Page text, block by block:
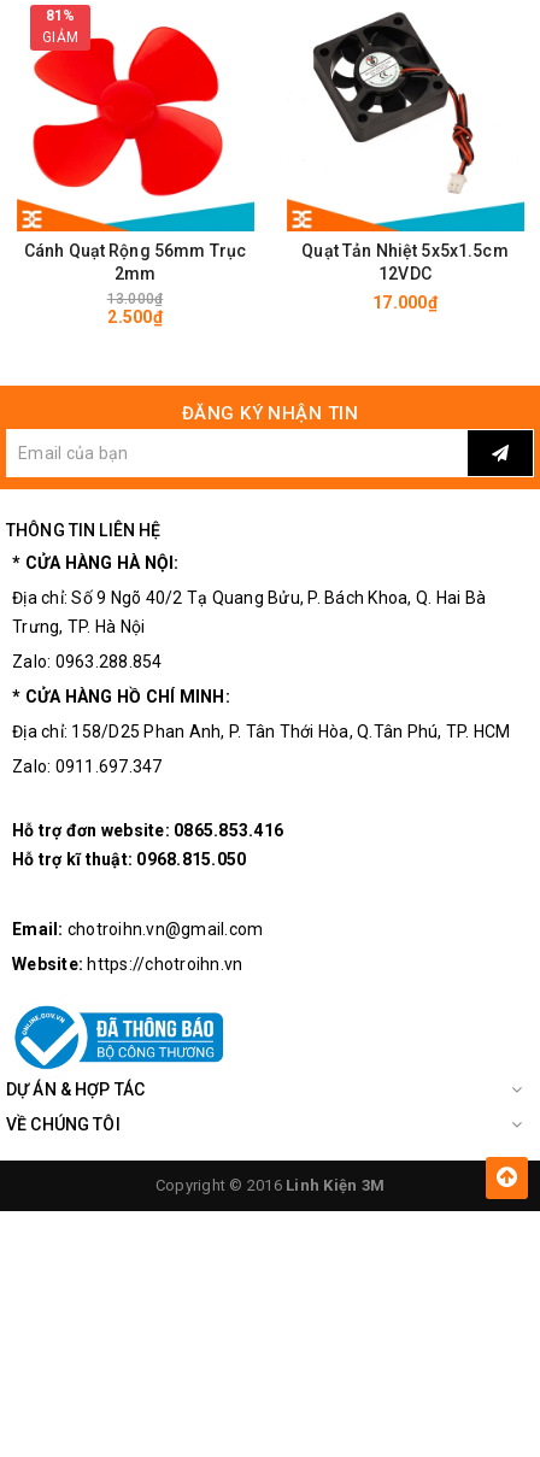
81%
GIẢM
Cánh Quạt Rộng 56mm Trục
2mm
13.000₫
2.500₫
Quạt Tản Nhiệt 5x5x1.5cm
12VDC
17.000₫
ĐĂNG KÝ NHẬN TIN
THÔNG TIN LIÊN HỆ
* CỬA HÀNG HÀ NỘI:
Địa chỉ: Số 9 Ngõ 40/2 Tạ Quang Bửu, P. Bách Khoa, Q. Hai Bà
Trưng, TP. Hà Nội
Zalo: 0963.288.854
* CỬA HÀNG HỒ CHÍ MINH:
Địa chỉ: 158/D25 Phan Anh, P. Tân Thới Hòa, Q.Tân Phú, TP. HCM
Zalo: 0911.697.347
Hỗ trợ đơn website: 0865.853.416
Hỗ trợ kĩ thuật: 0968.815.050
Email: chotroihn.vn@gmail.com
Website: https://chotroihn.vn
DỰ ÁN & HỢP TÁC
VỀ CHÚNG TÔI
Copyright © 2016 Linh Kiện 3M